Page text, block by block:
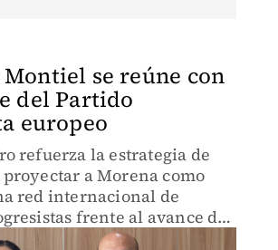
se reúne con
del Partido
europeo
refuerza la estrategia de
a Morena como
red internacional de
frente al avance de